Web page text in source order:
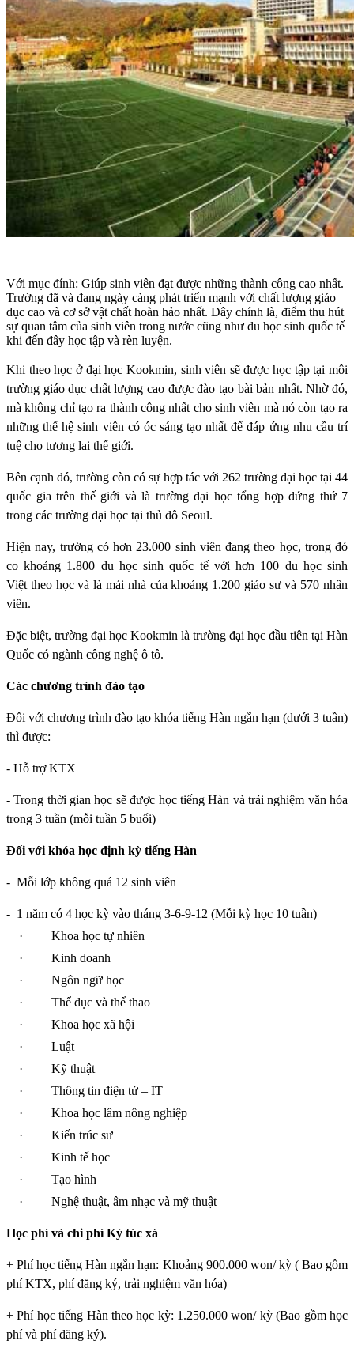
Với mục đính: Giúp sinh viên đạt được những thành công cao nhất.
Trường đã và đang ngày càng phát triển mạnh với chất lượng giáo
dục cao và cơ sở vật chất hoàn hảo nhất. Đây chính là, điểm thu hút
sự quan tâm của sinh viên trong nước cũng như du học sinh quốc tế
khi đến đây học tập và rèn luyện.
Khi theo học ở đại học Kookmin, sinh viên sẽ được học tập tại môi
trường giáo dục chất lượng cao được đào tạo bài bản nhất. Nhờ đó,
mà không chỉ tạo ra thành công nhất cho sinh viên mà nó còn tạo ra
những thế hệ sinh viên có óc sáng tạo nhất để đáp ứng nhu cầu trí
tuệ cho tương lai thế giới.
Bên cạnh đó, trường còn có sự hợp tác với 262 trường đại học tại 44
quốc gia trên thế giới và là trường đại học tổng hợp đứng thứ 7
trong các trường đại học tại thủ đô Seoul.
Hiện nay, trường có hơn 23.000 sinh viên đang theo học, trong đó
co khoảng 1.800 du học sinh quốc tế với hơn 100 du học sinh
Việt theo học và là mái nhà của khoảng 1.200 giáo sư và 570 nhân
viên.
Đặc biệt, trường đại học Kookmin là trường đại học đầu tiên tại Hàn
Quốc có ngành công nghệ ô tô.
Các chương trình đào tạo
Đối với chương trình đào tạo khóa tiếng Hàn ngắn hạn (dưới 3 tuần)
thì được:
- Hỗ trợ KTX
- Trong thời gian học sẽ được học tiếng Hàn và trải nghiệm văn hóa
trong 3 tuần (mỗi tuần 5 buổi)
Đối với khóa học định kỳ tiếng Hàn
- Mỗi lớp không quá 12 sinh viên
- 1 năm có 4 học kỳ vào tháng 3-6-9-12 (Mỗi kỳ học 10 tuần)
·
Khoa học tự nhiên
·
Kinh doanh
·
Ngôn ngữ học
·
Thể dục và thể thao
·
Khoa học xã hội
·
Luật
·
Kỹ thuật
·
Thông tin điện tử – IT
·
Khoa học lâm nông nghiệp
·
Kiến trúc sư
·
Kinh tế học
·
Tạo hình
·
Nghệ thuật, âm nhạc và mỹ thuật
Học phí và chi phí Ký túc xá
+ Phí học tiếng Hàn ngắn hạn: Khoảng 900.000 won/ kỳ ( Bao gồm
phí KTX, phí đăng ký, trải nghiệm văn hóa)
+ Phí học tiếng Hàn theo học kỳ: 1.250.000 won/ kỳ (Bao gồm học
phí và phí đăng ký).